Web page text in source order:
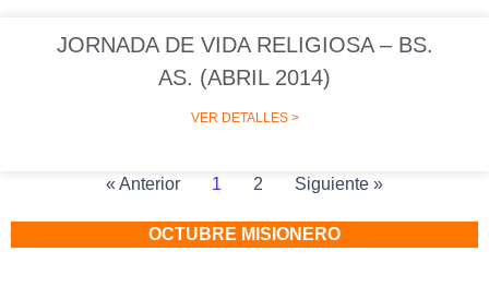
JORNADA DE VIDA RELIGIOSA – BS.
AS. (ABRIL 2014)
VER DETALLES >
« Anterior 1 2 Siguiente »
OCTUBRE MISIONERO